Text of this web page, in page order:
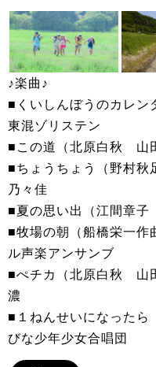
♪楽曲♪
■くいしんぼうのカレ
東混ゾリステン
■この道（北原白秋
■ちょうちょう（野村
乃々佳
■夏の思い出（江間章
■牧場の朝（船橋栄一
ル声楽アンサンブ
■ぺチカ（北原白秋
濃
■１ねんせいになった
びな少年少女合唱団